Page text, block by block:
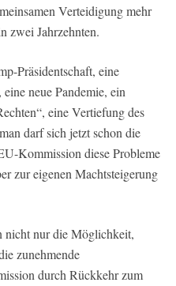
Verteidigung mehr
zwei Jahrzehnten.
Präsidentschaft, eine
neue Pandemie, ein
eine Vertiefung des
darf sich jetzt schon die
Kommission diese Probleme
zur eigenen Machtsteigerung
nicht nur die Möglichkeit,
zunehmende
durch Rückkehr zum